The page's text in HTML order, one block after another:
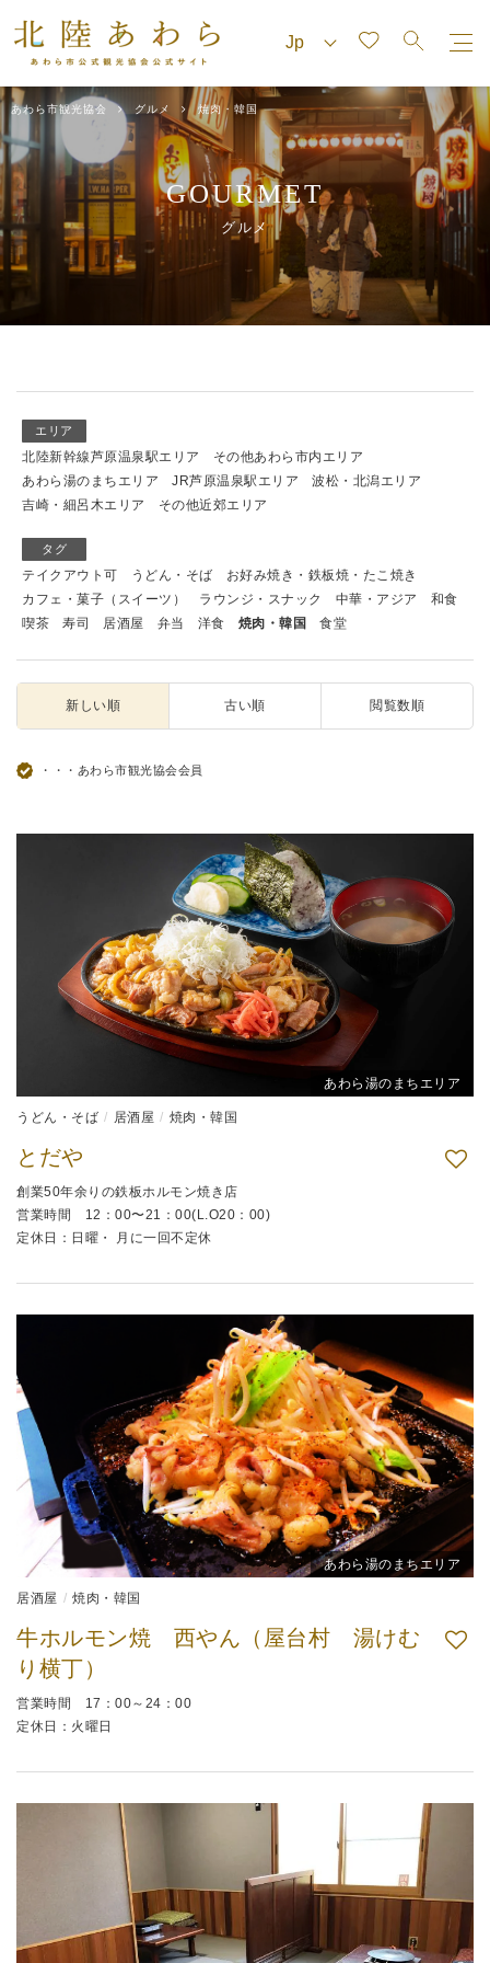
あわら市観光協会 グルメ 焼肉・韓国
GOURMET
グルメ
エリア
北陸新幹線芦原温泉駅エリア
その他あわら市内エリア
あわら湯のまちエリア
JR芦原温泉駅エリア
波松・北潟エリア
吉崎・細呂木エリア
その他近郊エリア
タグ
テイクアウト可 うどん・そば
お好み焼き・鉄板焼・たこ焼き
カフェ・菓子（スイーツ）
ラウンジ・スナック 中華・アジア
和食
喫茶
寿司 居酒屋 弁当 洋食 焼肉・韓国 食堂
新しい順 古い順 閲覧数順
・・・あわら市観光協会会員
あわら湯のまちエリア
うどん・そば 居酒屋 焼肉・韓国
とだや
創業50年余りの鉄板ホルモン焼き店
営業時間 12：00〜21：00(L.O20：00)
定休日：日曜・ 月に一回不定休
あわら湯のまちエリア
居酒屋 焼肉・韓国
牛ホルモン焼 西やん（屋台村 湯けむ
り横丁）
営業時間 17：00～24：00
定休日：火曜日